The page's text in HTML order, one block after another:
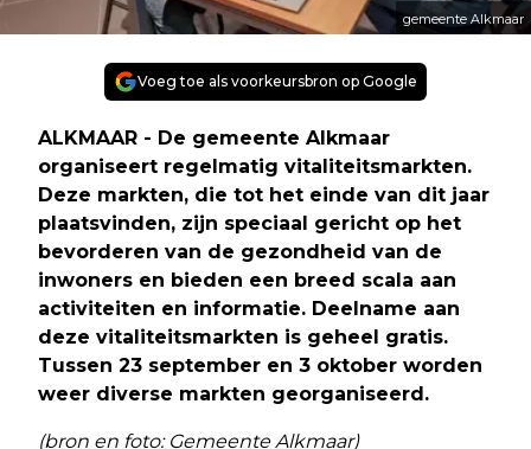
gemeente Alkmaar
Voeg toe als voorkeursbron op Google
ALKMAAR - De gemeente Alkmaar
organiseert regelmatig vitaliteitsmarkten.
Deze markten, die tot het einde van dit jaar
plaatsvinden, zijn speciaal gericht op het
bevorderen van de gezondheid van de
inwoners en bieden een breed scala aan
activiteiten en informatie. Deelname aan
deze vitaliteitsmarkten is geheel gratis.
Tussen 23 september en 3 oktober worden
weer diverse markten georganiseerd.
(bron en foto: Gemeente Alkmaar)